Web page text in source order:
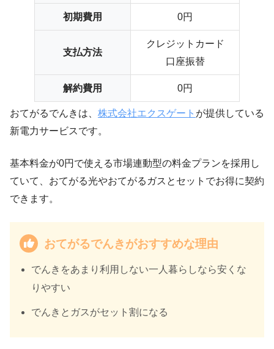
初期費用 0円
支払方法
クレジットカード
口座振替
解約費用 0円
おてがるでんきは、 株式会社エクスゲート が提供している
新電力サービスです。
基本料金が0円で使える市場連動型の料金プランを採用し
ていて、おてがる光やおてがるガスとセットでお得に契約
できます。
おてがるでんきがおすすめな理由
でんきをあまり利用しない一人暮らしなら安くな
りやすい
でんきとガスがセット割になる